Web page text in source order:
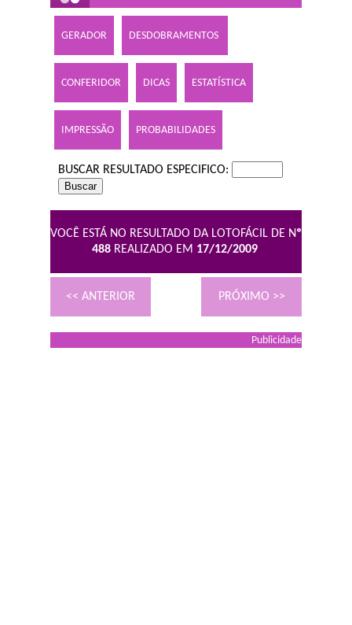
GERADOR DESDOBRAMENTOS
CONFERIDOR DICAS ESTATÍSTICA
IMPRESSÃO PROBABILIDADES
BUSCAR RESULTADO ESPECIFICO:
VOCÊ ESTÁ NO RESULTADO DA LOTOFÁCIL DE Nº
488 REALIZADO EM 17/12/2009
<< ANTERIOR PRÓXIMO >>
Publicidade